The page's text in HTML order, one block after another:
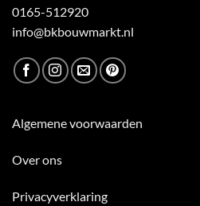
0165-512920
info@bkbouwmarkt.nl
Algemene voorwaarden
Over ons
Privacyverklaring